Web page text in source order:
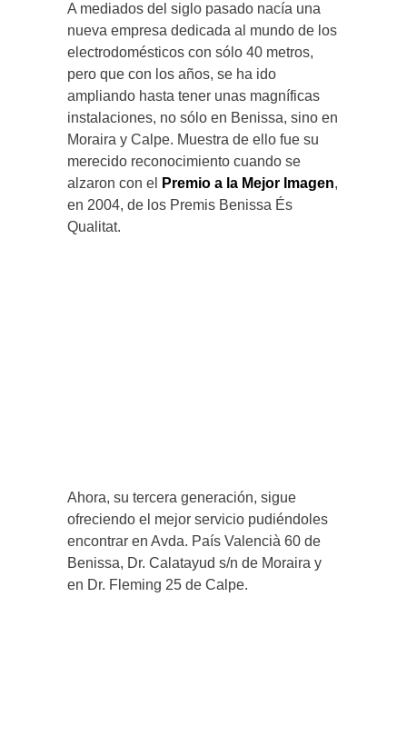
A mediados del siglo pasado nacía una
nueva empresa dedicada al mundo de los
electrodomésticos con sólo 40 metros,
pero que con los años, se ha ido
ampliando hasta tener unas magníficas
instalaciones, no sólo en Benissa, sino en
Moraira y Calpe. Muestra de ello fue su
merecido reconocimiento cuando se
alzaron con el
Premio a la Mejor Imagen,
en 2004, de los Premis Benissa És
Qualitat.
Ahora, su tercera generación, sigue
ofreciendo el mejor servicio pudiéndoles
encontrar en Avda. País Valencià 60 de
Benissa, Dr. Calatayud s/n de Moraira y
en Dr. Fleming 25 de Calpe.